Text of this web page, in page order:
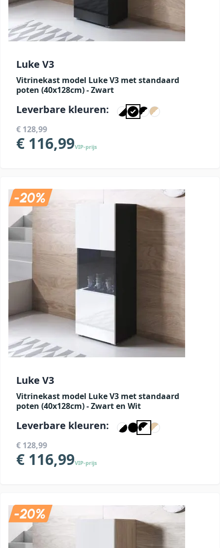
Luke V3
Vitrinekast model Luke V3 met standaard
poten (40x128cm) - Zwart
Leverbare kleuren:
€ 128,99
€ 116,99VIP-prijs
Luke V3
Vitrinekast model Luke V3 met standaard
poten (40x128cm) - Zwart en Wit
Leverbare kleuren:
€ 128,99
€ 116,99VIP-prijs